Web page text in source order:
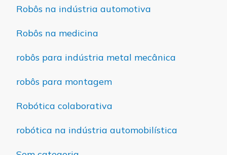
Robôs na indústria automotiva
Robôs na medicina
robôs para indústria metal mecânica
robôs para montagem
Robótica colaborativa
robótica na indústria automobilística